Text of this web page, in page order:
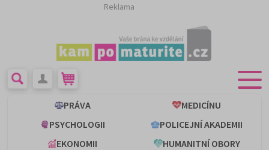
Reklama
PRÁVA
MEDICÍNU
PSYCHOLOGII
POLICEJNÍ AKADEMII
EKONOMII
HUMANITNÍ OBORY